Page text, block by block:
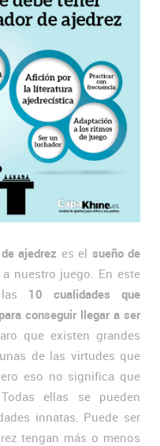
ajedrez es el sueño de
nuestro juego. En este
10 cualidades que
conseguir llegar a ser
que existen grandes
de las virtudes que
eso no significa que
ellas se pueden
innatas. Puede ser
tengan más o menos